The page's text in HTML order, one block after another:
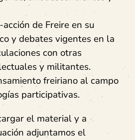
de Freire en su
y debates vigentes en la
con otras
y militantes.
freiriano al campo
participativas.
el material y a
adjuntamos el